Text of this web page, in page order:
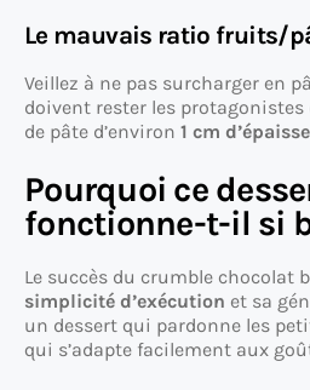
Le mauvais ratio fruits/
Veillez à ne pas surcharger en
doivent rester les protagonistes
de pâte d’environ 1 cm
Pourquoi ce
fonctionne-t-il si
Le succès du crumble chocolat
simplicité d’exécution et sa
un dessert qui pardonne les
qui s’adapte facilement aux